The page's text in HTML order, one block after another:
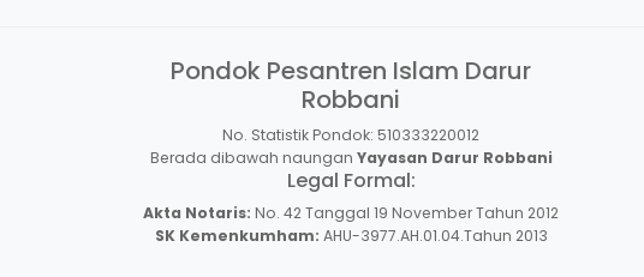
Pondok Pesantren Islam Darur
Robbani
No. Statistik Pondok: 510333220012
Berada dibawah naungan Yayasan Darur Robbani
Legal Formal:
Akta Notaris: No. 42 Tanggal 19 November Tahun 2012
SK Kemenkumham: AHU-3977.AH.01.04.Tahun 2013